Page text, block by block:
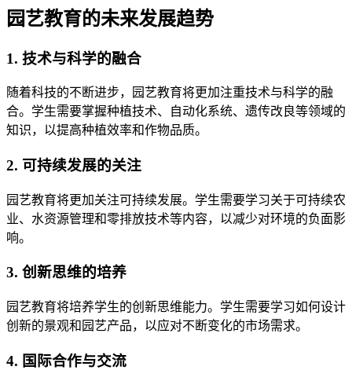
园艺教育的未来发展趋势
1. 技术与科学的融合
随着科技的不断进步，园艺教育将更加注重技术与科学的融
合。学生需要掌握种植技术、自动化系统、遗传改良等领域的
知识，以提高种植效率和作物品质。
2. 可持续发展的关注
园艺教育将更加关注可持续发展。学生需要学习关于可持续农
业、水资源管理和零排放技术等内容，以减少对环境的负面影
响。
3. 创新思维的培养
园艺教育将培养学生的创新思维能力。学生需要学习如何设计
创新的景观和园艺产品，以应对不断变化的市场需求。
4. 国际合作与交流